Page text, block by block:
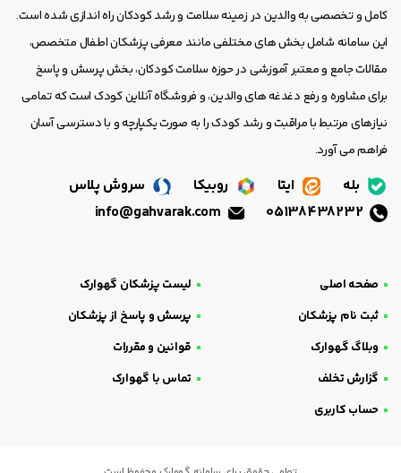
کامل و تخصصی به والدین در زمینه سلامت و رشد کودکان راه اندازی شده است.
این سامانه شامل بخش های مختلفی مانند معرفی پزشکان اطفال متخصص،
مقالات جامع و معتبر آموزشی در حوزه سلامت کودکان، بخش پرسش و پاسخ
برای مشاوره و رفع دغدغه های والدین، و فروشگاه آنلاین کودک است که تمامی
نیازهای مرتبط با مراقبت و رشد کودک را به صورت یکپارچه و با دسترسی آسان
فراهم می آورد.
بله ایتا روبیکا
سروش پلاس
صفحه اصلی
لیست پزشکان گهوارک
ثبت نام پزشکان
پرسش و پاسخ از پزشکان
وبلاگ گهوارک
قوانین و مقررات
گزارش تخلف
تماس با گهوارک
حساب کاربری